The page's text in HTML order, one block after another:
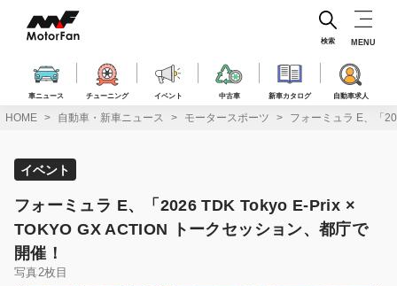
ス
車ニュース チューニング イベント 中古車 新車カタログ 自動車求人
検索 MENU
HOME 自動車・新車ニュース モータースポーツ フォーミュラ E、「
イベント
フォーミュラ E、「2026 TDK Tokyo E-Prix ×
TOKYO GX ACTION トークセッション、都庁で
開催！
写真2枚目